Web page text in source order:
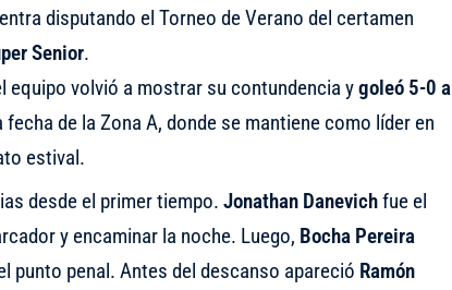
disputando el Torneo de Verano del certamen
Senior.
equipo volvió a mostrar su contundencia ygoleó 5-0 a
de la Zona A, donde se mantiene como líder en
estival.
desde el primer tiempo. Jonathan Danevichfue el
y encaminar la noche. Luego, Bocha Pereira
punto penal. Antes del descanso apareció Ramón